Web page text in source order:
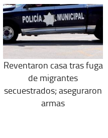
Reventaron casa tras fuga
de migrantes
secuestrados; aseguraron
armas